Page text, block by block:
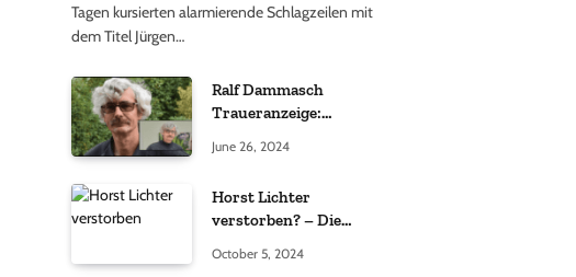
Tagen kursierten alarmierende Schlagzeilen mit
dem Titel Jürgen…
Ralf Dammasch
Traueranzeige:
Informationen
June 26, 2024
Horst Lichter
verstorben? – Die
Gerüchten
October 5, 2024